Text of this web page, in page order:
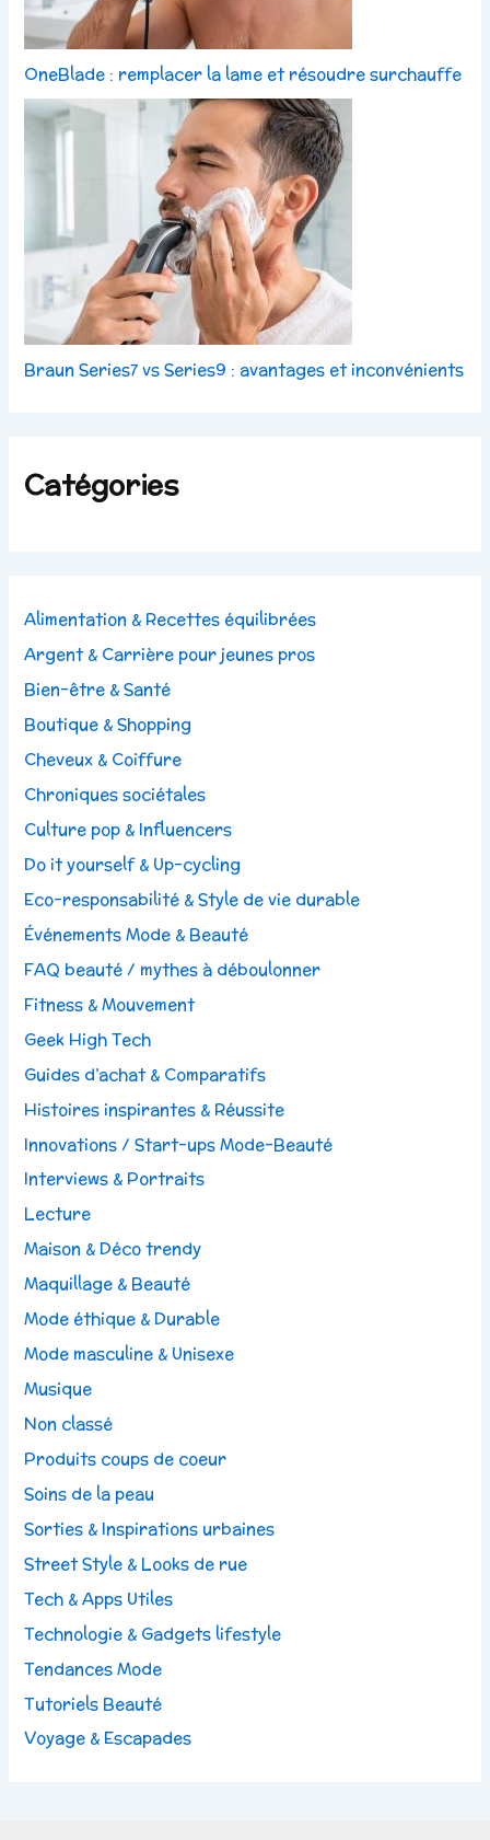
OneBlade : remplacer la lame et résoudre surchauffe
Braun Series7 vs Series9 : avantages et inconvénients
Catégories
Alimentation & Recettes équilibrées
Argent & Carrière pour jeunes pros
Bien-être & Santé
Boutique & Shopping
Cheveux & Coiffure
Chroniques sociétales
Culture pop & Influencers
Do it yourself & Up-cycling
Eco-responsabilité & Style de vie durable
Événements Mode & Beauté
FAQ beauté / mythes à déboulonner
Fitness & Mouvement
Geek High Tech
Guides d’achat & Comparatifs
Histoires inspirantes & Réussite
Innovations / Start-ups Mode-Beauté
Interviews & Portraits
Lecture
Maison & Déco trendy
Maquillage & Beauté
Mode éthique & Durable
Mode masculine & Unisexe
Musique
Non classé
Produits coups de coeur
Soins de la peau
Sorties & Inspirations urbaines
Street Style & Looks de rue
Tech & Apps Utiles
Technologie & Gadgets lifestyle
Tendances Mode
Tutoriels Beauté
Voyage & Escapades